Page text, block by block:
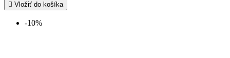
 Vložiť do košíka
-10%